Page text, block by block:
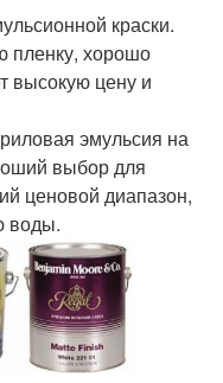
краски.
пленку, хорошо
высокую цену и
эмульсия на
выбор для
ценовой диапазон,
воды.